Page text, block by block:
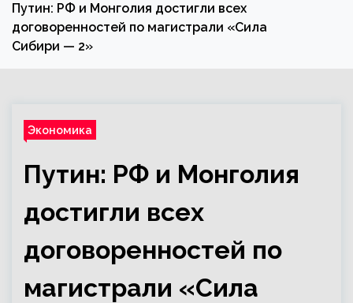
Путин: РФ и Монголия достигли всех
договоренностей по магистрали «Сила
Сибири — 2»
Экономика
Путин: РФ и Монголия
достигли всех
договоренностей по
магистрали «Сила